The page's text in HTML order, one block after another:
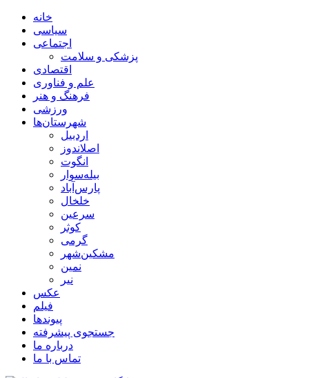
خانه
سیاسی
اجتماعی
پزشکی و سلامت
اقتصادی
علم و فناوری
فرهنگ و هنر
ورزشی
شهرستان‌ها
اردبیل
اصلاندوز
انگوت
بیله‌سوار
پارس‌آباد
خلخال
سرعین
کوثر
گرمی
مشکین‌شهر
نمین
نیر
عکس
فیلم
پیوندها
جستجوی پیشرفته
درباره ما
تماس با ما